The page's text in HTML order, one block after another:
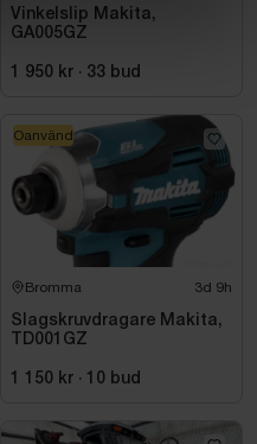
Vinkelslip Makita,
GA005GZ
1 950 kr · 33 bud
Bromma 3d 9h
Slagskruvdragare Makita,
TD001GZ
1 150 kr · 10 bud
Oanvänd